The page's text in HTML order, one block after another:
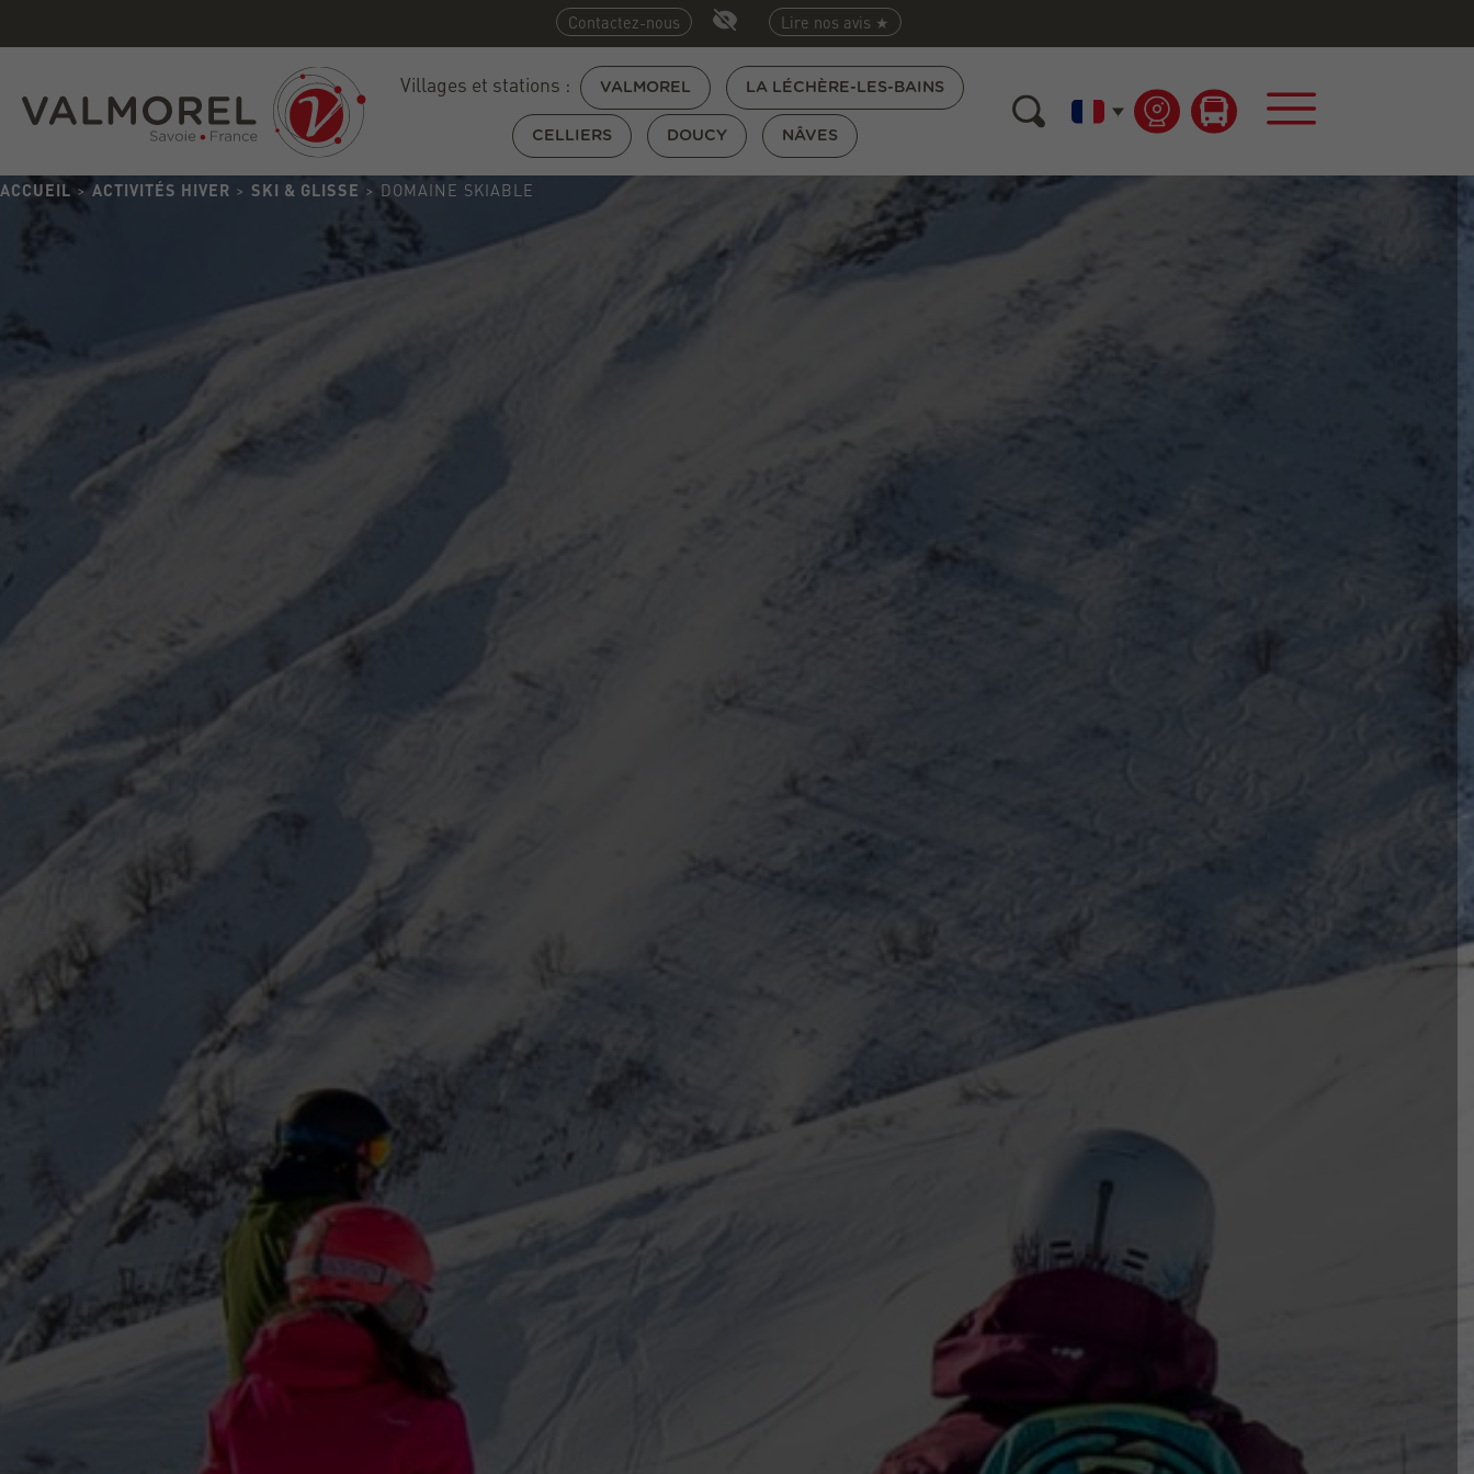
Contactez-nous Lire nos avis ★
Villages et stations : VALMOREL LA LÉCHÈRE-LES-BAINS
CELLIERS DOUCY NÂVES
ACCUEIL > ACTIVITÉS HIVER > SKI & GLISSE > DOMAINE SKIABLE